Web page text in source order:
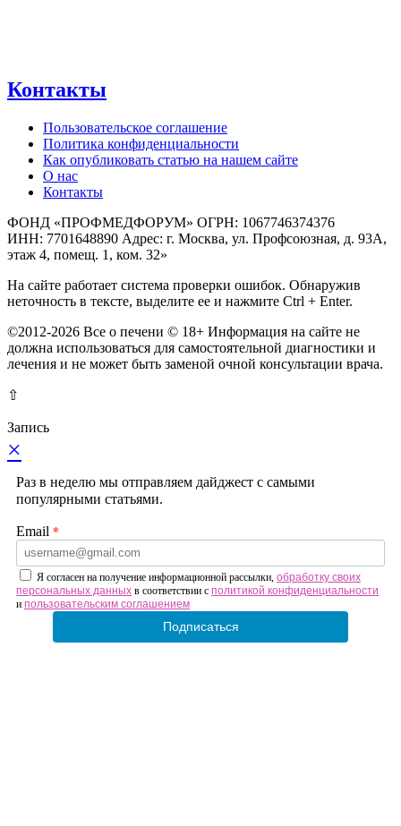
Контакты
Пользовательское соглашение
Политика конфиденциальности
Как опубликовать статью на нашем сайте
О нас
Контакты
ФОНД «ПРОФМЕДФОРУМ» ОГРН: 1067746374376
ИНН: 7701648890 Адрес: г. Москва, ул. Профсоюзная, д. 93А,
этаж 4, помещ. 1, ком. 32»
На сайте работает система проверки ошибок. Обнаружив
неточность в тексте, выделите ее и нажмите Ctrl + Enter.
©2012-2026 Все о печени © 18+ Информация на сайте не
должна использоваться для самостоятельной диагностики и
лечения и не может быть заменой очной консультации врача.
⇧
Запись
×
Раз в неделю мы отправляем дайджест с самыми
популярными статьями.
Email *
Я согласен на получение информационной рассылки, обработку своих
персональных данных в соответствии с политикой конфиденциальности
и пользовательским соглашением
Подписаться